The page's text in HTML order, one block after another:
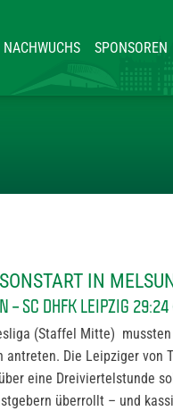
NACHWUCHS SPONSOREN
IN
– SC DHFK LEIPZIG
(Staffel Mitte)
antreten. Die Leipziger von
eine Dreiviertelstunde
überrollt – und